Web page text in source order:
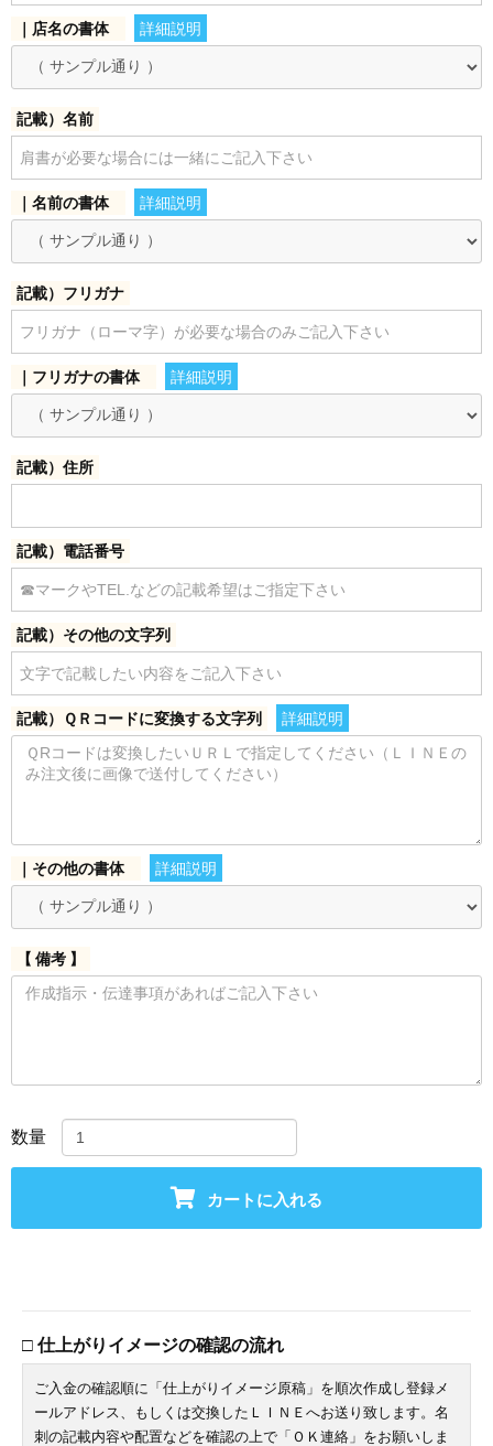
｜店名の書体 詳細説明
記載）名前
｜名前の書体 詳細説明
記載）フリガナ
｜フリガナの書体 詳細説明
記載）住所
記載）電話番号
記載）その他の文字列
記載）ＱＲコードに変換する文字列 詳細説明
｜その他の書体 詳細説明
【 備考 】
数量
カートに入れる
お買い物を続ける
□ 仕上がりイメージの確認の流れ
ご入金の確認順に「仕上がりイメージ原稿」を順次作成し登録メ
ールアドレス、もしくは交換したＬＩＮＥへお送り致します。名
刺の記載内容や配置などを確認の上で「ＯＫ連絡」をお願いしま